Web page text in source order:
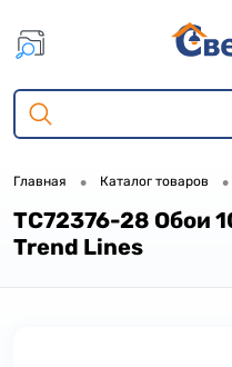
Главная • Каталог товаров •
TC72376-28 Обои
Trend Lines